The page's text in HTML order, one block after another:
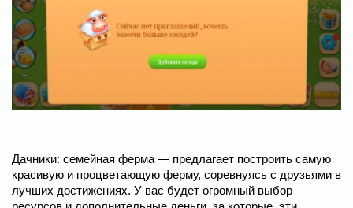
Дачники: семейная ферма — предлагает построить самую
красивую и процветающую ферму, соревнуясь с друзьями в
лучших достижениях. У вас будет огромный выбор